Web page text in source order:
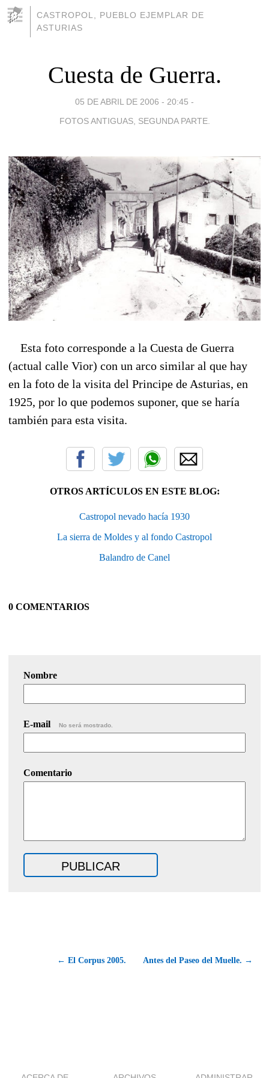
CASTROPOL, PUEBLO EJEMPLAR DE
ASTURIAS
Cuesta de Guerra.
05 DE ABRIL DE 2006 - 20:45 -
FOTOS ANTIGUAS, SEGUNDA PARTE.
Esta foto corresponde a la Cuesta de Guerra
(actual calle Vior) con un arco similar al que hay
en la foto de la visita del Principe de Asturias, en
1925, por lo que podemos suponer, que se haría
también para esta visita.
OTROS ARTÍCULOS EN ESTE BLOG:
Castropol nevado hacía 1930
La sierra de Moldes y al fondo Castropol
Balandro de Canel
0 COMENTARIOS
Nombre
E-mail No será mostrado.
Comentario
← El Corpus 2005. Antes del Paseo del Muelle. →